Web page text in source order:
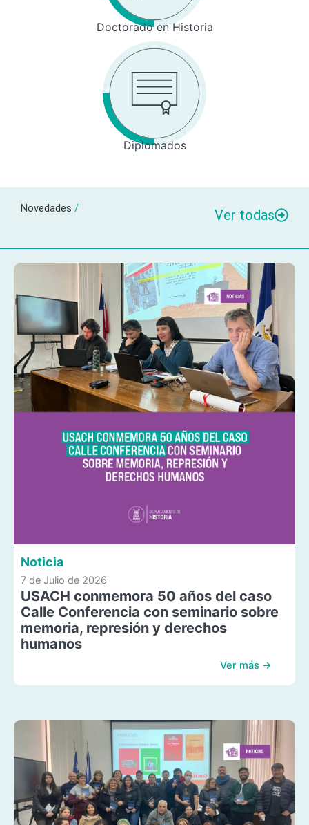
Doctorado en Historia
Diplomados
Novedades / Ver todas
Noticia
7 de Julio de 2026
USACH conmemora 50 años del caso
Calle Conferencia con seminario sobre
memoria, represión y derechos
humanos
Ver más →